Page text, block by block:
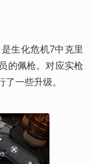
生化危机7中克里
的佩枪。对应实枪
一些升级。